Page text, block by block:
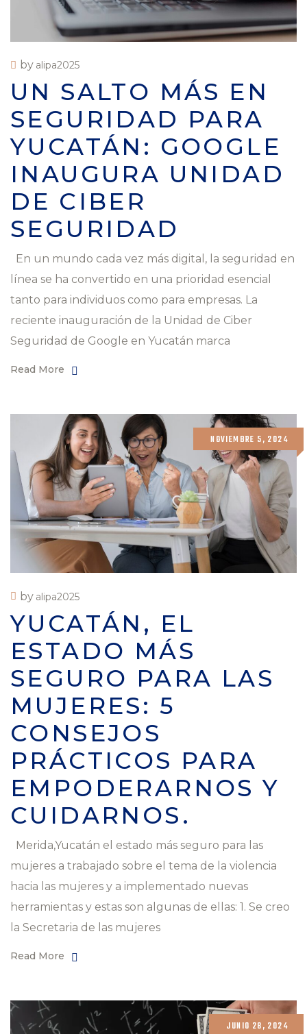
by alipa2025
UN SALTO MÁS EN
SEGURIDAD PARA
YUCATÁN: GOOGLE
INAUGURA UNIDAD
DE CIBER
SEGURIDAD
En un mundo cada vez más digital, la seguridad en
línea se ha convertido en una prioridad esencial
tanto para individuos como para empresas. La
reciente inauguración de la Unidad de Ciber
Seguridad de Google en Yucatán marca
Read More
NOVIEMBRE 5, 2024
by alipa2025
YUCATÁN, EL
ESTADO MÁS
SEGURO PARA LAS
MUJERES: 5
CONSEJOS
PRÁCTICOS PARA
EMPODERARNOS Y
CUIDARNOS.
Merida,Yucatán el estado más seguro para las
mujeres a trabajado sobre el tema de la violencia
hacia las mujeres y a implementado nuevas
herramientas y estas son algunas de ellas: 1. Se creo
la Secretaria de las mujeres
Read More
JUNIO 28, 2024